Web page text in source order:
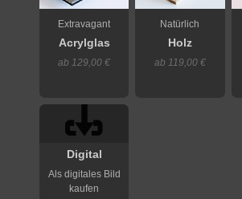
Extravagant
Acrylglas
ab 129,00 €
Natürlich
Holz
ab 119,00 €
Digital
Als digitales Bild
kaufen